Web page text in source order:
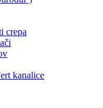
crepa
kanalice